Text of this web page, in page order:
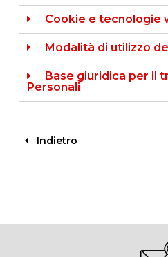
Cookie e tecnologie
Modalità di utilizzo
Base giuridica per il
Personali
Indietro